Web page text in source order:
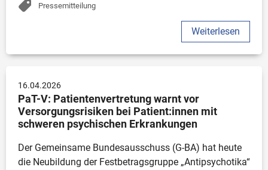
Pressemitteilung
Weiterlesen
16.04.2026
PaT-V: Patientenvertretung warnt vor
Versorgungsrisiken bei Patient:innen mit
schweren psychischen Erkrankungen
Der Gemeinsame Bundesausschuss (G-BA) hat heute
die Neubildung der Festbetragsgruppe „Antipsychotika“